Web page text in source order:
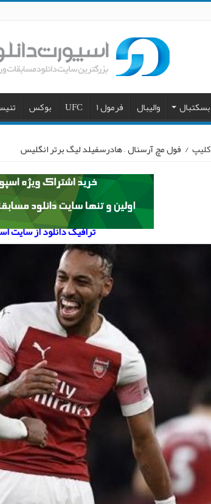
بسکتبال والیبال فرمول ۱ UFC بوکس
کلیپ / فول مچ آرسنال – هادرسفیلد لیگ برتر انگلیس
ترافیک دانلود از سایت